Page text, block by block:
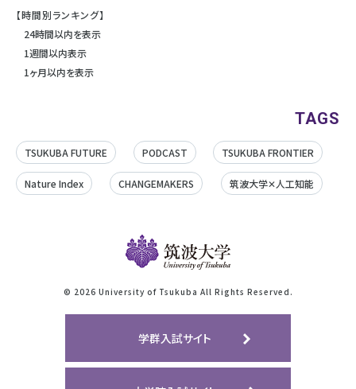
【時間別ランキング】
24時間以内を表示
1週間以内表示
1ヶ月以内を表示
TAGS
TSUKUBA FUTURE PODCAST TSUKUBA FRONTIER
Nature Index CHANGEMAKERS 筑波大学✕人工知能
© 2026 University of Tsukuba All Rights Reserved.
学群入試サイト